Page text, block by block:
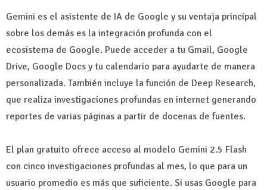
Gemini es el asistente de IA de Google y su ventaja principal
sobre los demás es la integración profunda con el
ecosistema de Google. Puede acceder a tu Gmail, Google
Drive, Google Docs y tu calendario para ayudarte de manera
personalizada. También incluye la función de Deep Research,
que realiza investigaciones profundas en internet generando
reportes de varias páginas a partir de docenas de fuentes.
El plan gratuito ofrece acceso al modelo Gemini 2.5 Flash
con cinco investigaciones profundas al mes, lo que para un
usuario promedio es más que suficiente. Si usas Google para